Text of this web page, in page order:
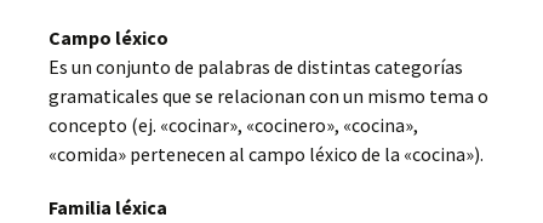
Campo léxico
Es un conjunto de palabras de distintas categorías
gramaticales que se relacionan con un mismo tema o
concepto (ej. «cocinar», «cocinero», «cocina»,
«comida» pertenecen al campo léxico de la «cocina»).
Familia léxica